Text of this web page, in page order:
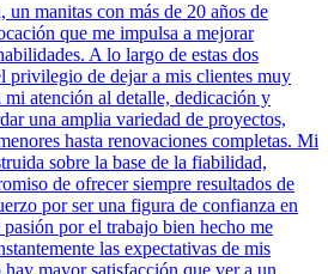
un manitas con más de 20 años de
que me impulsa a mejorar
A lo largo de estas dos
privilegio de dejar a mis clientes muy
mi atención al detalle, dedicación y
una amplia variedad de proyectos,
hasta renovaciones completas. Mi
sobre la base de la fiabilidad,
de ofrecer siempre resultados de
por ser una figura de confianza en
por el trabajo bien hecho me
las expectativas de mis